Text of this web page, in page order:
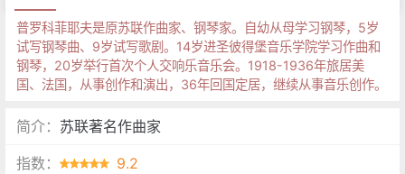
普罗科菲耶夫是原苏联作曲家、钢琴家。自幼从母学习钢琴，5岁
试写钢琴曲、9岁试写歌剧。14岁进圣彼得堡音乐学院学习作曲和
钢琴，20岁举行首次个人交响乐音乐会。1918-1936年旅居美
国、法国，从事创作和演出，36年回国定居，继续从事音乐创作。
简介： 苏联著名作曲家
指数： 9.2